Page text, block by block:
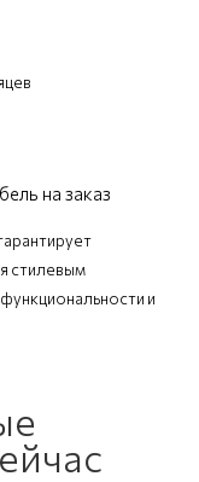
на заказ
стилевым
и